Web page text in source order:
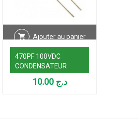
Ajouter au panier
470PF 100VDC
CONDENSATEUR
CERAMIQUE
د.ج 10.00